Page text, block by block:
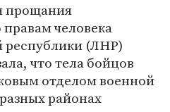
прощания
человека
республики (ЛНР)
что тела бойцов
отделом военной
районах